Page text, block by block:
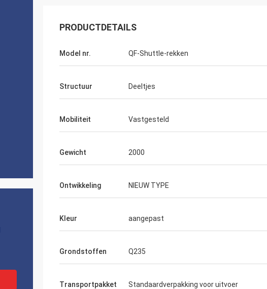
PRODUCTDETAILS
Model nr. QF-Shuttle-rekken
Structuur Deeltjes
Mobiliteit Vastgesteld
Gewicht 2000
Ontwikkeling NIEUW TYPE
Kleur aangepast
Grondstoffen Q235
Transportpakket Standaardverpakking voor uitvoer